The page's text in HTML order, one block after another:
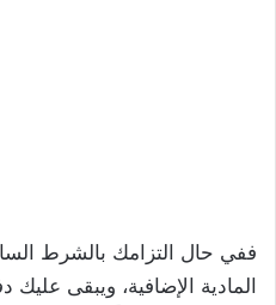
ففي حال التزامك بالشرط
المادية الإضافية، ويبقى عليك